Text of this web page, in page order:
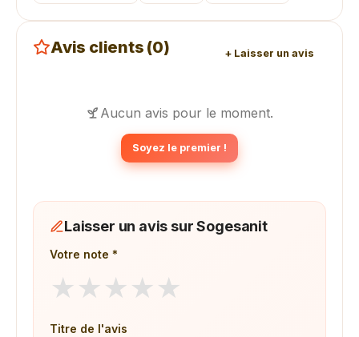
Avis clients (0) + Laisser un avis
Aucun avis pour le moment.
Soyez le premier !
Laisser un avis sur Sogesanit
Votre note *
★ ★ ★ ★ ★
Titre de l'avis